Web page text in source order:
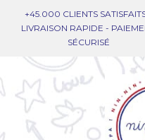
+45.000 CLIENTS
LIVRAISON RAPIDE -
SÉCURISÉ